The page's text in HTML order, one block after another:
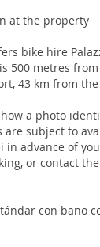
at the property
bike hire
500 metres
43 km from
a photo
are subject to
in advance of
or contact
con baño